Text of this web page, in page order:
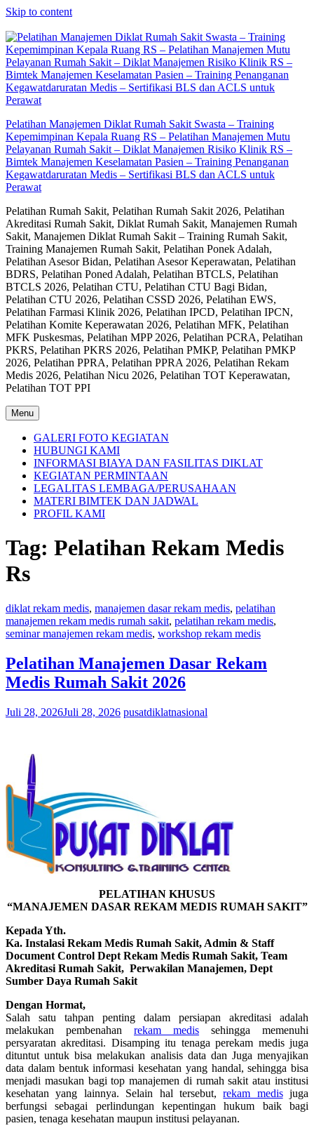
Skip to content
Pelatihan Manajemen Diklat Rumah Sakit Swasta – Training
Kepemimpinan Kepala Ruang RS – Pelatihan Manajemen Mutu
Pelayanan Rumah Sakit – Diklat Manajemen Risiko Klinik RS –
Bimtek Manajemen Keselamatan Pasien – Training Penanganan
Kegawatdaruratan Medis – Sertifikasi BLS dan ACLS untuk
Perawat
Pelatihan Rumah Sakit, Pelatihan Rumah Sakit 2026, Pelatihan
Akreditasi Rumah Sakit, Diklat Rumah Sakit, Manajemen Rumah
Sakit, Manajemen Diklat Rumah Sakit – Training Rumah Sakit,
Training Manajemen Rumah Sakit, Pelatihan Ponek Adalah,
Pelatihan Asesor Bidan, Pelatihan Asesor Keperawatan, Pelatihan
BDRS, Pelatihan Poned Adalah, Pelatihan BTCLS, Pelatihan
BTCLS 2026, Pelatihan CTU, Pelatihan CTU Bagi Bidan,
Pelatihan CTU 2026, Pelatihan CSSD 2026, Pelatihan EWS,
Pelatihan Farmasi Klinik 2026, Pelatihan IPCD, Pelatihan IPCN,
Pelatihan Komite Keperawatan 2026, Pelatihan MFK, Pelatihan
MFK Puskesmas, Pelatihan MPP 2026, Pelatihan PCRA, Pelatihan
PKRS, Pelatihan PKRS 2026, Pelatihan PMKP, Pelatihan PMKP
2026, Pelatihan PPRA, Pelatihan PPRA 2026, Pelatihan Rekam
Medis 2026, Pelatihan Nicu 2026, Pelatihan TOT Keperawatan,
Pelatihan TOT PPI
Menu
GALERI FOTO KEGIATAN
HUBUNGI KAMI
INFORMASI BIAYA DAN FASILITAS DIKLAT
KEGIATAN PERMINTAAN
LEGALITAS LEMBAGA/PERUSAHAAN
MATERI BIMTEK DAN JADWAL
PROFIL KAMI
Tag: Pelatihan Rekam Medis
Rs
diklat rekam medis, manajemen dasar rekam medis, pelatihan
manajemen rekam medis rumah sakit, pelatihan rekam medis,
seminar manajemen rekam medis, workshop rekam medis
Pelatihan Manajemen Dasar Rekam
Medis Rumah Sakit 2026
Juli 28, 2026Juli 28, 2026 pusatdiklatnasional
PELATIHAN KHUSUS
“MANAJEMEN DASAR REKAM MEDIS RUMAH SAKIT”
Kepada Yth.
Ka. Instalasi Rekam Medis Rumah Sakit, Admin & Staff
Document Control Dept Rekam Medis Rumah Sakit, Team
Akreditasi Rumah Sakit, Perwakilan Manajemen, Dept
Sumber Daya Rumah Sakit
Dengan Hormat,
Salah satu tahpan penting dalam persiapan akreditasi adalah
melakukan pembenahan rekam medis sehingga memenuhi
persyaratan akreditasi. Disamping itu tenaga perekam medis juga
dituntut untuk bisa melakukan analisis data dan Juga menyajikan
data dalam bentuk informasi kesehatan yang handal, sehingga bisa
menjadi masukan bagi top manajemen di rumah sakit atau institusi
kesehatan yang lainnya. Selain hal tersebut,rekam medisjuga
berfungsi sebagai perlindungan kepentingan hukum baik bagi
pasien, tenaga kesehatan maupun institusi pelayanan.